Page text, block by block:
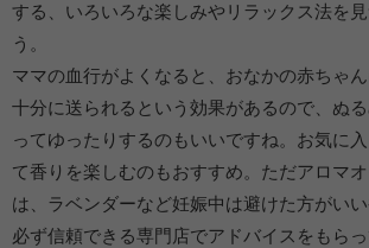
する、いろいろな楽しみやリラックス法を
う。
ママの血行がよくなると、おなかの赤ちゃ
十分に送られるという効果があるので、ぬ
ってゆったりするのもいいですね。お気に
て香りを楽しむのもおすすめ。ただアロマ
は、ラベンダーなど妊娠中は避けた方がいい
必ず信頼できる専門店でアドバイスをもら